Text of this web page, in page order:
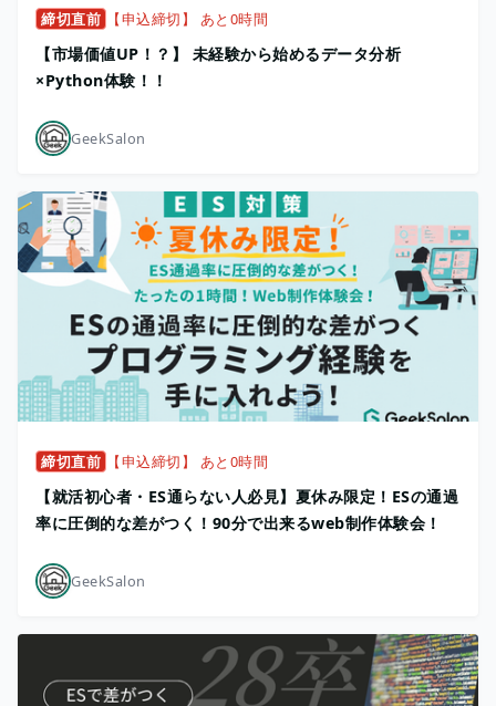
締切直前 【申込締切】 あと0時間
【市場価値UP！？】 未経験から始めるデータ分析
×Python体験！！
GeekSalon
締切直前 【申込締切】 あと0時間
【就活初心者・ES通らない人必見】夏休み限定！ESの通過
率に圧倒的な差がつく！90分で出来るweb制作体験会！
GeekSalon